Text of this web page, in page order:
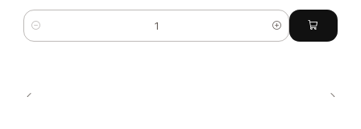
Cantidad